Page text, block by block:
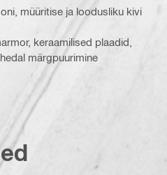
müüritise ja loodusliku kivi
keraamilised plaadid,
märgpuurimine